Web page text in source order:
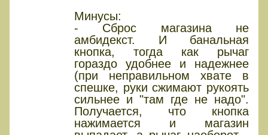
Минусы:
- Сброс магазина не
амбидекст. И банальная
кнопка, тогда как рычаг
гораздо удобнее и надежнее
(при неправильном хвате в
спешке, руки сжимают рукоять
сильнее и "там где не надо".
Получается, что кнопка
нажимается и магазин